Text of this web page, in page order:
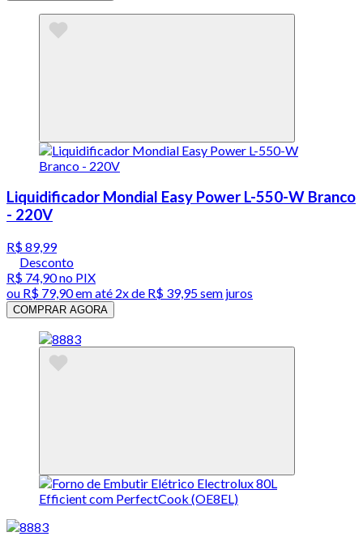
Liquidificador Mondial Easy Power L-550-W Branco
- 220V
R$ 89,99
Desconto
R$ 74,90no PIX
ou R$ 79,90em até 2x de R$ 39,95 sem juros
COMPRAR AGORA